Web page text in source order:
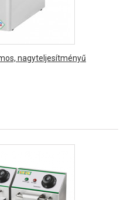
nagyteljesítményű